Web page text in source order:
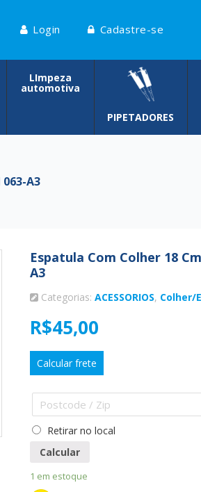
Login Cadastre-se
LImpeza
automotiva
PIPETADORES
A3
Espatula Com Colher 18
A3
Categorias:ACESSORIOS, Colher/
R$45,00
Calcular frete
Retirar no local
Calcular
1 em estoque